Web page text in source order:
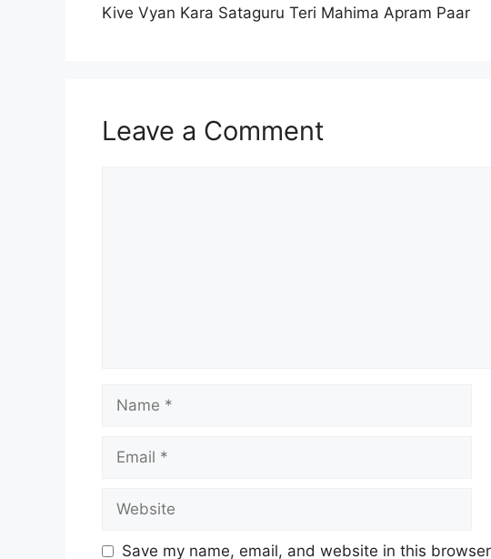
Kive Vyan Kara Sataguru Teri Mahima Apram Paar
Leave a Comment
Name
Email
Website
Save my name, email, and website in this